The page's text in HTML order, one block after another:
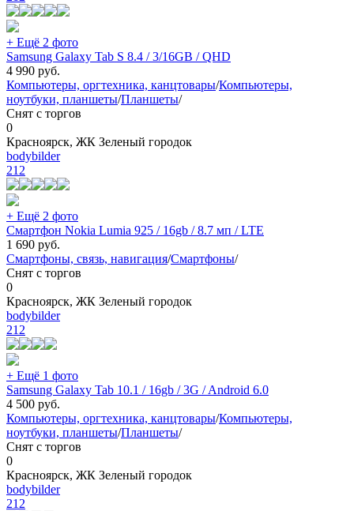
+ Ещё 2 фото
Samsung Galaxy Tab S 8.4 / 3/16GB / QHD
4 990 руб.
Компьютеры, оргтехника, канцтовары/Компьютеры,
ноутбуки, планшеты/Планшеты/
Снят с торгов
0
Красноярск, ЖК Зеленый городок
bodybilder
212
+ Ещё 2 фото
Смартфон Nokia Lumia 925 / 16gb / 8.7 мп / LTE
1 690 руб.
Смартфоны, связь, навигация/Смартфоны/
Снят с торгов
0
Красноярск, ЖК Зеленый городок
bodybilder
212
+ Ещё 1 фото
Samsung Galaxy Tab 10.1 / 16gb / 3G / Android 6.0
4 500 руб.
Компьютеры, оргтехника, канцтовары/Компьютеры,
ноутбуки, планшеты/Планшеты/
Снят с торгов
0
Красноярск, ЖК Зеленый городок
bodybilder
212